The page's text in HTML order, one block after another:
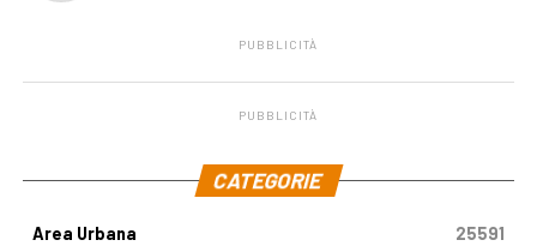
PUBBLICITÀ
PUBBLICITÀ
CATEGORIE
Area Urbana
25591